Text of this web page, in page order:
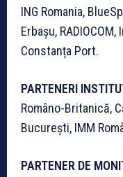
ING Romania,
Erbașu,
Constanța Port.
PARTENERI
Româno-Britanică,
București, IMM
PARTENER DE